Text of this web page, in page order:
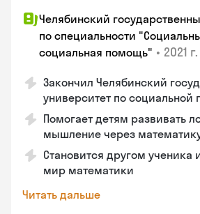
Челябинский
по специальности
социальная помощь" • 2021 г.
Закончил Челябинский
университет по
Помогает детям развивать
мышление через
Становится другом ученика
мир математики
Читать дальше